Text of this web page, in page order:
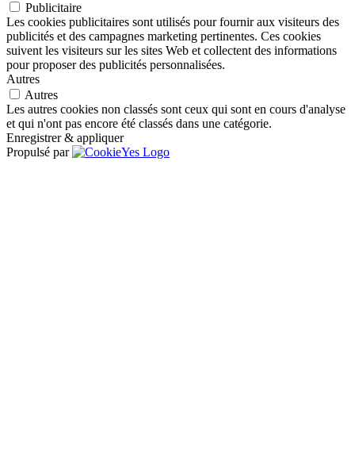
Publicitaire
Les cookies publicitaires sont utilisés pour fournir aux visiteurs des
publicités et des campagnes marketing pertinentes. Ces cookies
suivent les visiteurs sur les sites Web et collectent des informations
pour proposer des publicités personnalisées.
Autres
Autres
Les autres cookies non classés sont ceux qui sont en cours d'analyse
et qui n'ont pas encore été classés dans une catégorie.
Enregistrer & appliquer
Propulsé par